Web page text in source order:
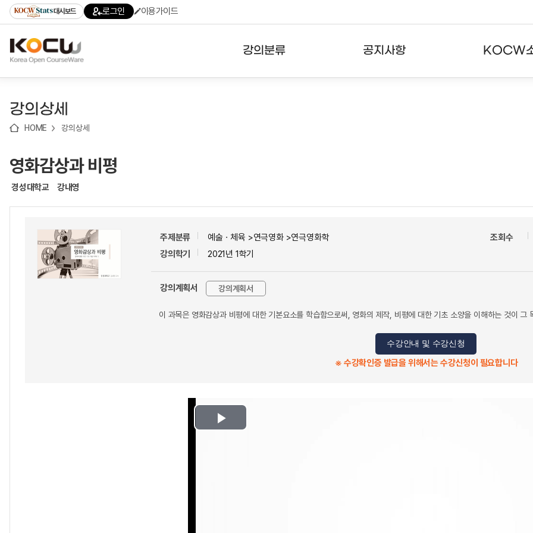
기
기
기
content)
가
대시보드 로그인 이용가이드
강의분류 공지사항 KOCW
강의상세
HOME 강의상세
영화감상과 비평
경성대학교 강내영
주제분류
예술ㆍ체육 >연극영화 >연극영화학
강의학기
2021년 1학기
조회수
강의계획서 강의계획서
이 과목은 영화감상과 비평에 대한 기본요소를 학습함으로써, 영화의 제작, 비평에 대한 기초 소양을 이해하는 것이 그
수강안내 및 수강신청
※ 수강확인증 발급을 위해서는 수강신청이 필요합니다
Play